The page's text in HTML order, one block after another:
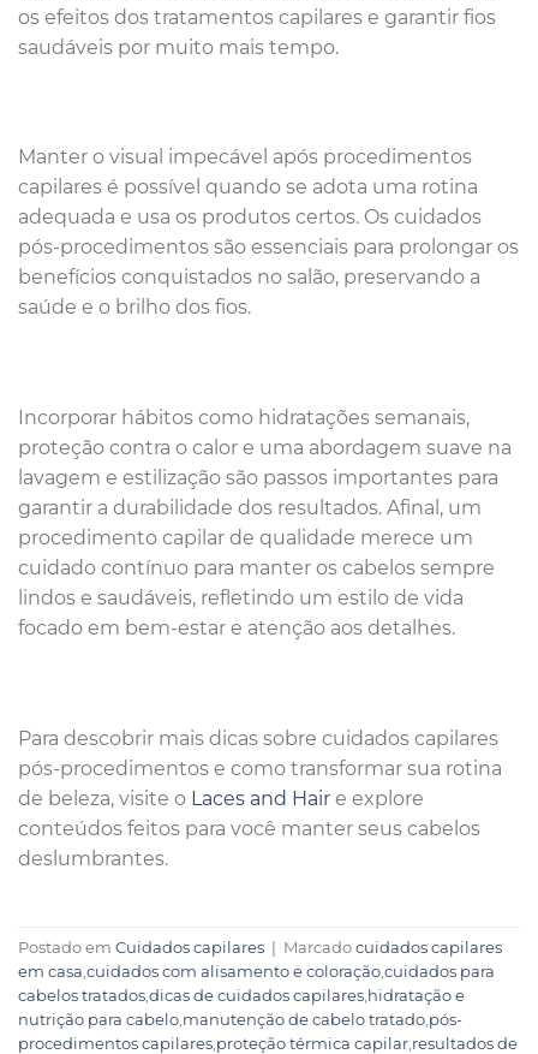
os efeitos dos tratamentos capilares e garantir fios
saudáveis por muito mais tempo.
Manter o visual impecável após procedimentos
capilares é possível quando se adota uma rotina
adequada e usa os produtos certos. Os cuidados
pós-procedimentos são essenciais para prolongar os
benefícios conquistados no salão, preservando a
saúde e o brilho dos fios.
Incorporar hábitos como hidratações semanais,
proteção contra o calor e uma abordagem suave na
lavagem e estilização são passos importantes para
garantir a durabilidade dos resultados. Afinal, um
procedimento capilar de qualidade merece um
cuidado contínuo para manter os cabelos sempre
lindos e saudáveis, refletindo um estilo de vida
focado em bem-estar e atenção aos detalhes.
Para descobrir mais dicas sobre cuidados capilares
pós-procedimentos e como transformar sua rotina
de beleza, visite o Laces and Hair e explore
conteúdos feitos para você manter seus cabelos
deslumbrantes.
Postado em Cuidados capilares Marcado cuidados capilares
em casa cuidados com alisamento e coloração cuidados para
cabelos tratados dicas de cuidados capilares hidratação e
nutrição para cabelo manutenção de cabelo tratado pós-
procedimentos capilares proteção térmica capilar resultados de